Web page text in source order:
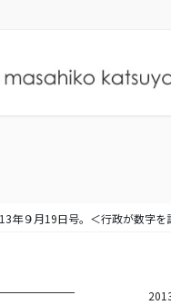
年９月19日号。＜行政が数字を